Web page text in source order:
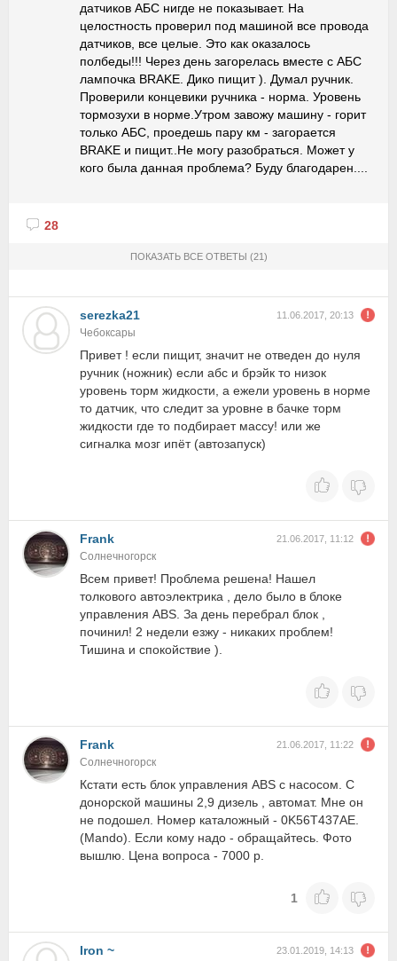
датчиков АБС нигде не показывает. На
целостность проверил под машиной все провода
датчиков, все целые. Это как оказалось
полбеды!!! Через день загорелась вместе с АБС
лампочка BRAKE. Дико пищит ). Думал ручник.
Проверили концевики ручника - норма. Уровень
тормозухи в норме.Утром завожу машину - горит
только АБС, проедешь пару км - загорается
BRAKE и пищит..Не могу разобраться. Может у
кого была данная проблема? Буду благодарен....
28
ПОКАЗАТЬ ВСЕ ОТВЕТЫ (21)
serezka21 11.06.2017, 20:13
Чебоксары
Привет ! если пищит, значит не отведен до нуля
ручник (ножник) если абс и брэйк то низок
уровень торм жидкости, а ежели уровень в норме
то датчик, что следит за уровне в бачке торм
жидкости где то подбирает массу! или же
сигналка мозг ипёт (автозапуск)
Frank 21.06.2017, 11:12
Солнечногорск
Всем привет! Проблема решена! Нашел
толкового автоэлектрика , дело было в блоке
управления ABS. За день перебрал блок ,
починил! 2 недели езжу - никаких проблем!
Тишина и спокойствие ).
Frank 21.06.2017, 11:22
Солнечногорск
Кстати есть блок управления ABS с насосом. С
донорской машины 2,9 дизель , автомат. Мне он
не подошел. Номер каталожный - 0K56T437AE.
(Mando). Если кому надо - обращайтесь. Фото
вышлю. Цена вопроса - 7000 р.
1
Iron ~ 23.01.2019, 14:13